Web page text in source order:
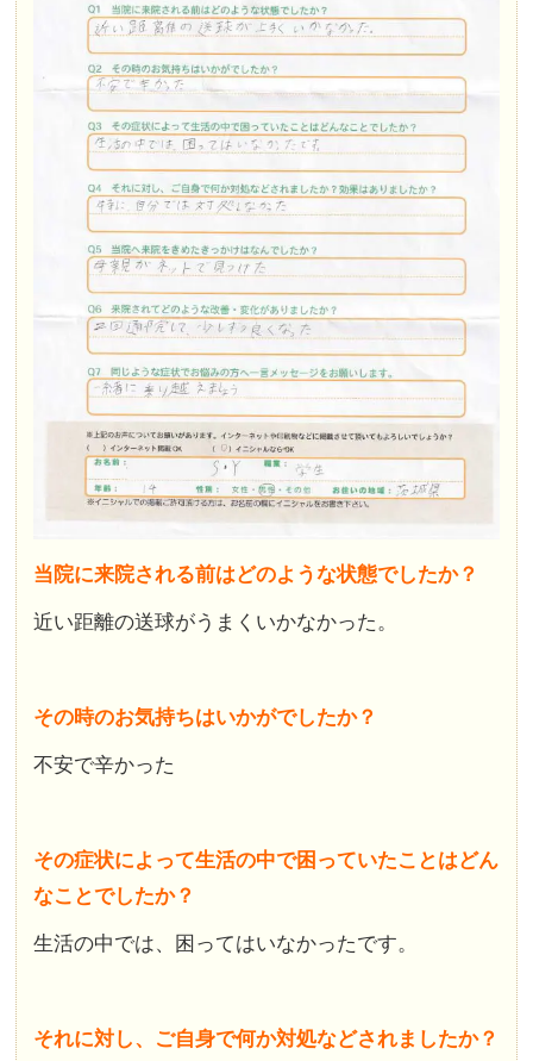
当院に来院される前はどのような状態でしたか？
近い距離の送球がうまくいかなかった。
その時のお気持ちはいかがでしたか？
不安で辛かった
その症状によって生活の中で困っていたことはどん
なことでしたか？
生活の中では、困ってはいなかったです。
それに対し、ご自身で何か対処などされましたか？